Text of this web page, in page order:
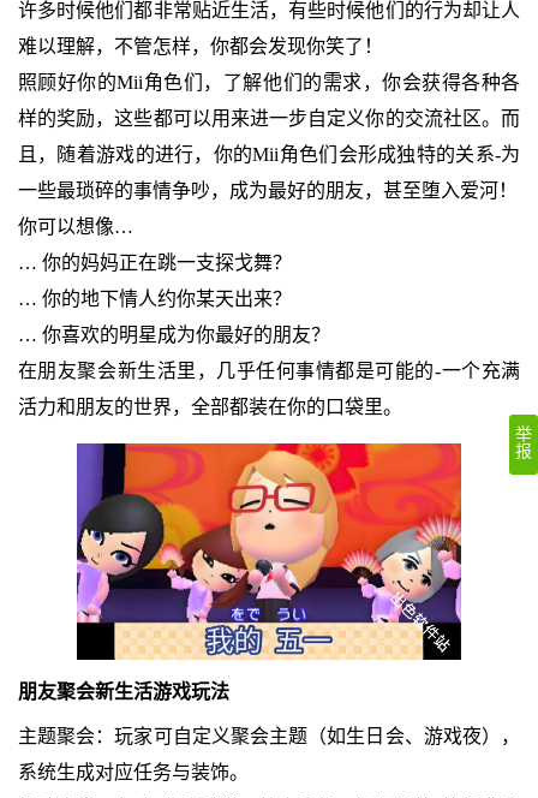
许多时候他们都非常贴近生活，有些时候他们的行为却让人
难以理解，不管怎样，你都会发现你笑了！
照顾好你的Mii角色们，了解他们的需求，你会获得各种各
样的奖励，这些都可以用来进一步自定义你的交流社区。而
且，随着游戏的进行，你的Mii角色们会形成独特的关系-为
一些最琐碎的事情争吵，成为最好的朋友，甚至堕入爱河！
你可以想像…
… 你的妈妈正在跳一支探戈舞？
… 你的地下情人约你某天出来？
… 你喜欢的明星成为你最好的朋友？
在朋友聚会新生活里，几乎任何事情都是可能的-一个充满
活力和朋友的世界，全部都装在你的口袋里。
朋友聚会新生活游戏玩法
主题聚会：玩家可自定义聚会主题（如生日会、游戏夜），
系统生成对应任务与装饰。
举
报